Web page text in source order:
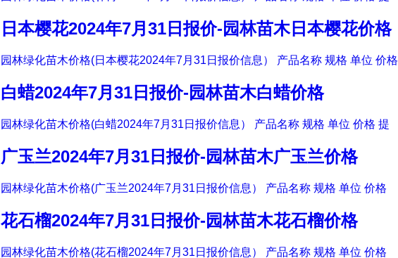
日本樱花2024年7月31日报价-园林苗木日本樱花价格
园林绿化苗木价格(日本樱花2024年7月31日报价信息） 产品名称 规格 单位 价格
白蜡2024年7月31日报价-园林苗木白蜡价格
园林绿化苗木价格(白蜡2024年7月31日报价信息） 产品名称 规格 单位 价格 提
广玉兰2024年7月31日报价-园林苗木广玉兰价格
园林绿化苗木价格(广玉兰2024年7月31日报价信息） 产品名称 规格 单位 价格
花石榴2024年7月31日报价-园林苗木花石榴价格
园林绿化苗木价格(花石榴2024年7月31日报价信息） 产品名称 规格 单位 价格